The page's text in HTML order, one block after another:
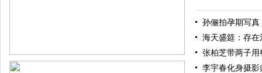
孙俪拍孕期写
海天盛筵：存
张柏芝带两子
李宇春化身摄